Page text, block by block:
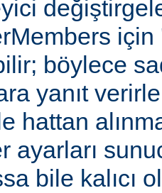
böylece
yanıt
hattan
ayarları
bile kalıcı